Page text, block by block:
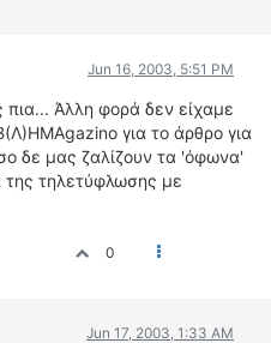
Jun 16, 2003, 5:51 PM
πια... Άλλη φορά δεν είχαμε
για το άρθρο για
δε μας ζαλίζουν τα 'όφωνα'
τηλετύφλωσης με
0
Jun 17, 2003, 1:33 AM